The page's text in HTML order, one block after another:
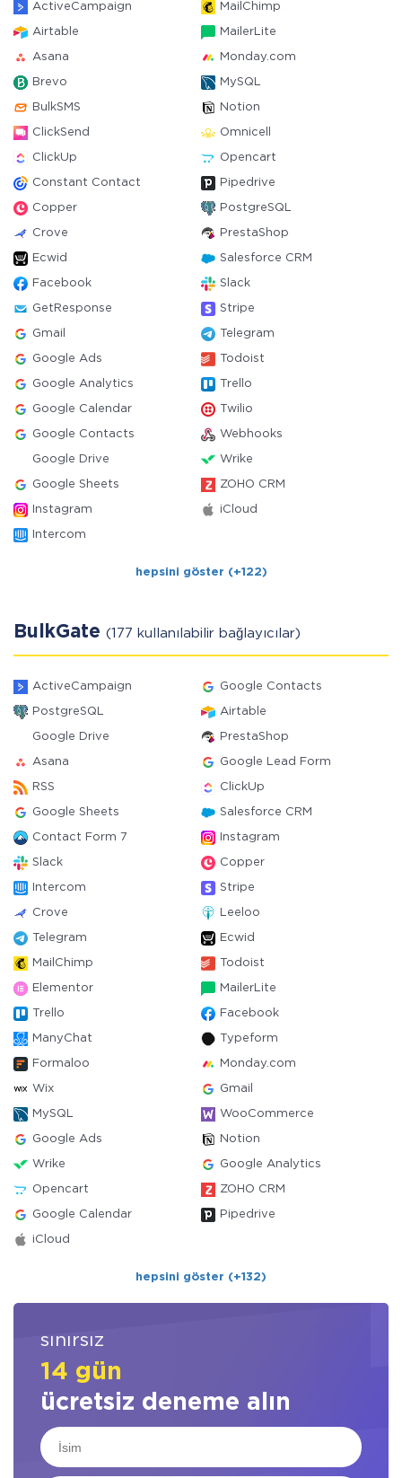
ActiveCampaign MailChimp
Airtable MailerLite
Asana Monday.com
Brevo MySQL
BulkSMS Notion
ClickSend Omnicell
ClickUp Opencart
Constant Contact Pipedrive
Copper PostgreSQL
Crove PrestaShop
Ecwid Salesforce CRM
Facebook Slack
GetResponse Stripe
Gmail Telegram
Google Ads Todoist
Google Analytics Trello
Google Calendar Twilio
Google Contacts Webhooks
Google Drive Wrike
Google Sheets ZOHO CRM
Instagram iCloud
Intercom
hepsini göster (+122)
BulkGate (177 kullanılabilir bağlayıcılar)
ActiveCampaign Google Contacts
PostgreSQL Airtable
Google Drive PrestaShop
Asana Google Lead Form
RSS ClickUp
Google Sheets Salesforce CRM
Contact Form 7 Instagram
Slack Copper
Intercom Stripe
Crove Leeloo
Telegram Ecwid
MailChimp Todoist
Elementor MailerLite
Trello Facebook
ManyChat Typeform
Formaloo Monday.com
Wix Gmail
MySQL WooCommerce
Google Ads Notion
Wrike Google Analytics
Opencart ZOHO CRM
Google Calendar Pipedrive
iCloud
hepsini göster (+132)
sınırsız
14 gün
ücretsiz deneme alın